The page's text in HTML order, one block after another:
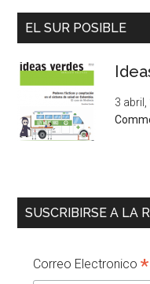
EL SUR POSIBLE
3 abril,
SUSCRIBIRSE A LA
Correo Electronico*